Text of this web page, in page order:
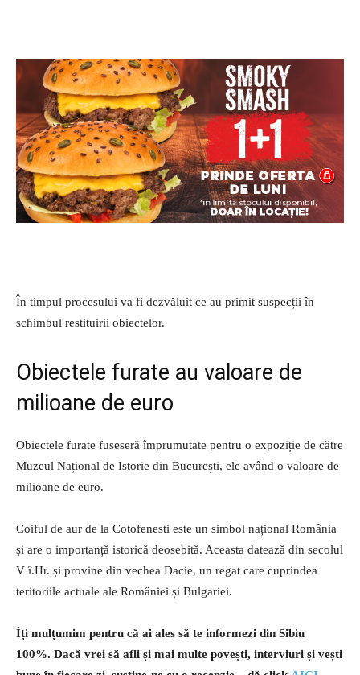
În timpul procesului va fi dezvăluit ce au primit suspecții în
schimbul restituirii obiectelor.
Obiectele furate au valoare de
milioane de euro
Obiectele furate fuseseră împrumutate pentru o expoziție de către
Muzeul Național de Istorie din București, ele având o valoare de
milioane de euro.
Coiful de aur de la Cotofenesti este un simbol național România
și are o importanță istorică deosebită. Aceasta datează din secolul
V î.Hr. și provine din vechea Dacie, un regat care cuprindea
teritoriile actuale ale României și Bulgariei.
Îți mulțumim pentru că ai ales să te informezi din Sibiu
100%. Dacă vrei să afli și mai multe povești, interviuri și vești